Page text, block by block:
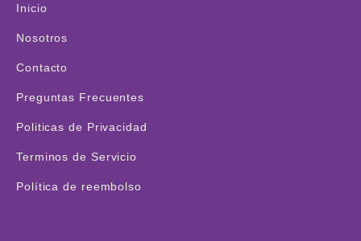
Inicio
Nosotros
Contacto
Preguntas Frecuentes
Politicas de Privacidad
Terminos de Servicio
Política de reembolso